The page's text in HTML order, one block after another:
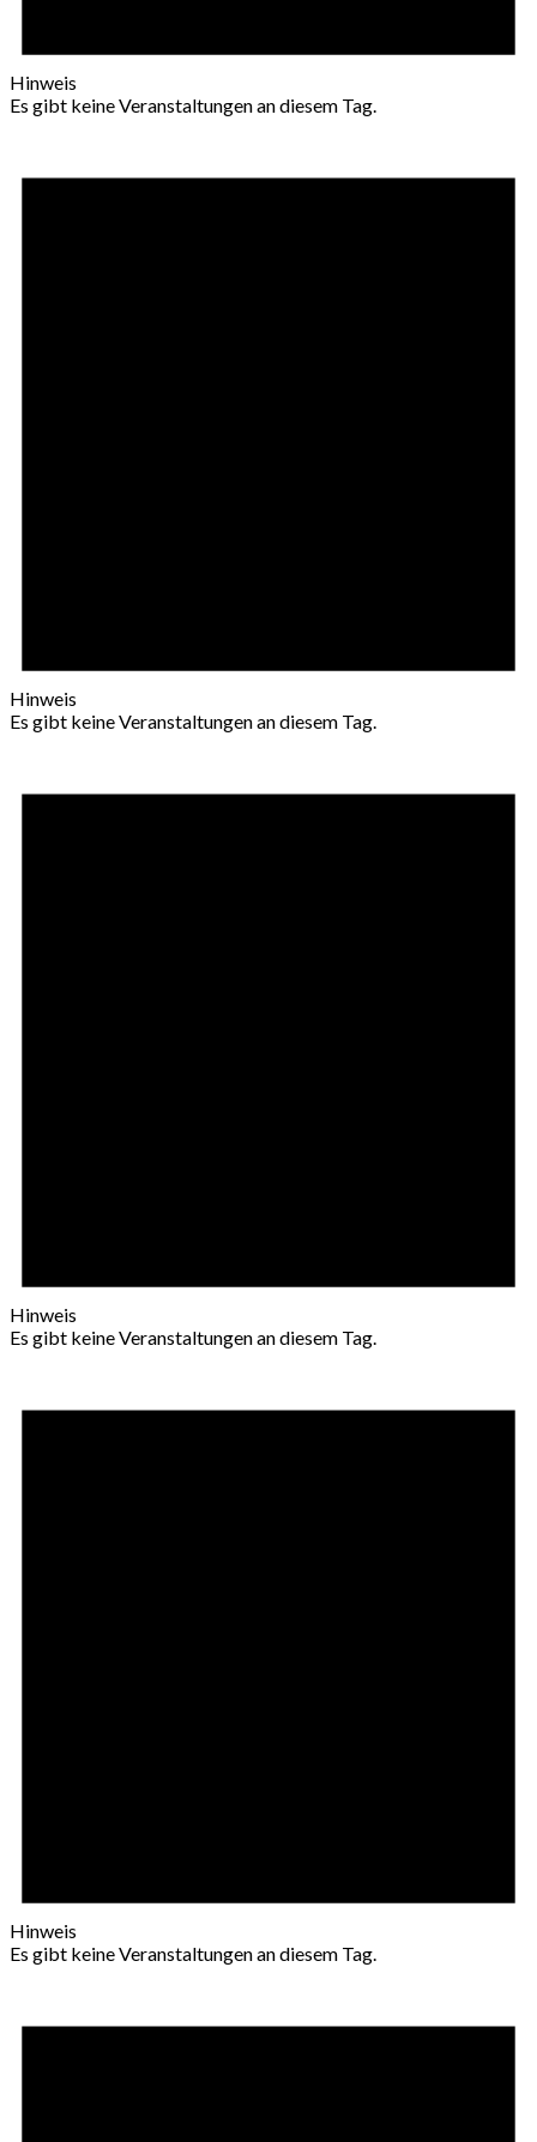
Hinweis
Es gibt keine Veranstaltungen an diesem Tag.
Hinweis
Es gibt keine Veranstaltungen an diesem Tag.
Hinweis
Es gibt keine Veranstaltungen an diesem Tag.
Hinweis
Es gibt keine Veranstaltungen an diesem Tag.